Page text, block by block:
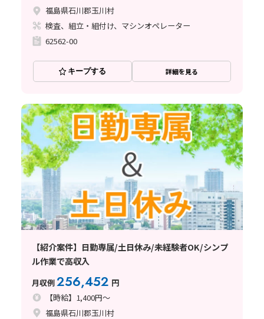
福島県石川郡玉川村
検査、組立・組付け、マシンオペレーター
62562-00
キープする 詳細を見る
【紹介案件】日勤専属/土日休み/未経験者OK/シンプ
ル作業で高収入
月収例256,452 円
【時給】1,400円～
福島県石川郡玉川村